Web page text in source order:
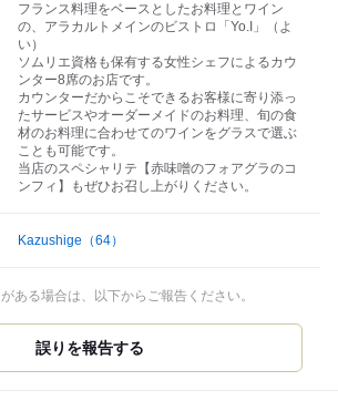
フランス料理をベースとしたお料理とワイン
の、アラカルトメインのビストロ「Yo.I」（よ
い）
ソムリエ資格も保有する女性シェフによるカウ
ンター8席のお店です。
カウンターだからこそできるお客様に寄り添っ
たサービスやオーダーメイドのお料理、旬の食
材のお料理に合わせてのワインをグラスで選ぶ
ことも可能です。
当店のスペシャリテ【赤味噌のフォアグラのコ
ンフィ】もぜひお召し上がりください。
Kazushige （64）
ある場合は、以下からご報告ください。
誤りを報告する